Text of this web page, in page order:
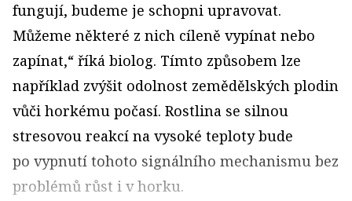
fungují, budeme je schopni upravovat.
Můžeme některé z nich cíleně vypínat nebo
zapínat,“ říká biolog. Tímto způsobem lze
například zvýšit odolnost zemědělských plodin
vůči horkému počasí. Rostlina se silnou
stresovou reakcí na vysoké teploty bude
po vypnutí tohoto signálního mechanismu bez
problémů růst i v horku.